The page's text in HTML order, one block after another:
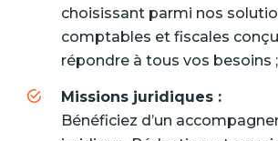
choisissant parmi nos
comptables et fiscales
répondre à tous vos besoins ;
Missions juridiques :
Bénéficiez d’un